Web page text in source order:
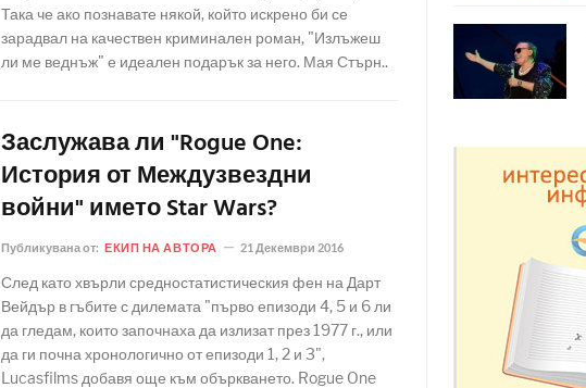
Така че ако познавате някой, който искрено би се
зарадвал на качествен криминален роман, "Излъжеш
ли ме веднъж" е идеален подарък за него. Мая Стърн..
Заслужава ли "Rogue One:
История от Междузвездни
войни" името Star Wars?
Публикувана от: ЕКИП НА АВТОРА 21 Декември 2016
След като хвърли средностатистическия фен на Дарт
Вейдър в гъбите с дилемата "първо епизоди 4, 5 и 6 ли
да гледам, които започнаха да излизат през 1977 г., или
да ги почна хронологично от епизоди 1, 2 и 3",
Lucasfilms добавя още към объркването. Rogue One